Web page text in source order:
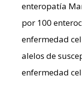
enteropatía
por 100
enfermedad
alelos de
enfermedad